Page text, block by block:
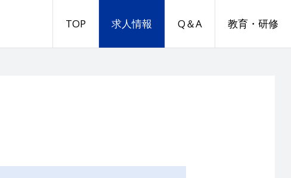
TOP 求人情報 Q＆A 教育・研修